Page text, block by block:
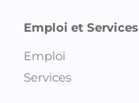
Emploi et Services
Emploi
Services